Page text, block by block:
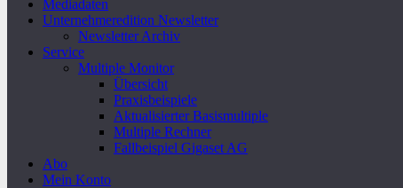
Mediadaten
Unternehmeredition Newsletter
Newsletter Archiv
Service
Multiple Monitor
Übersicht
Praxisbeispiele
Aktualisierter Basismultiple
Multiple Rechner
Fallbeispiel Gigaset AG
Abo
Mein Konto